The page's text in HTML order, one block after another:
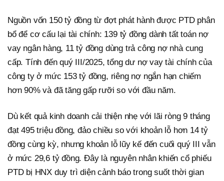
Nguồn vốn 150 tỷ đồng từ đợt phát hành được PTD phân
bổ để cơ cấu lại tài chính: 139 tỷ đồng dành tất toán nợ
vay ngân hàng, 11 tỷ đồng dùng trả công nợ nhà cung
cấp. Tính đến quý III/2025, tổng dư nợ vay tài chính của
công ty ở mức 153 tỷ đồng, riêng nợ ngắn hạn chiếm
hơn 90% và đã tăng gấp rưỡi so với đầu năm.
Dù kết quả kinh doanh cải thiện nhẹ với lãi ròng 9 tháng
đạt 495 triệu đồng, đảo chiều so với khoản lỗ hơn 14 tỷ
đồng cùng kỳ, nhưng khoản lỗ lũy kế đến cuối quý III vẫn
ở mức 29,6 tỷ đồng. Đây là nguyên nhân khiến cổ phiếu
PTD bị HNX duy trì diện cảnh báo trong suốt thời gian